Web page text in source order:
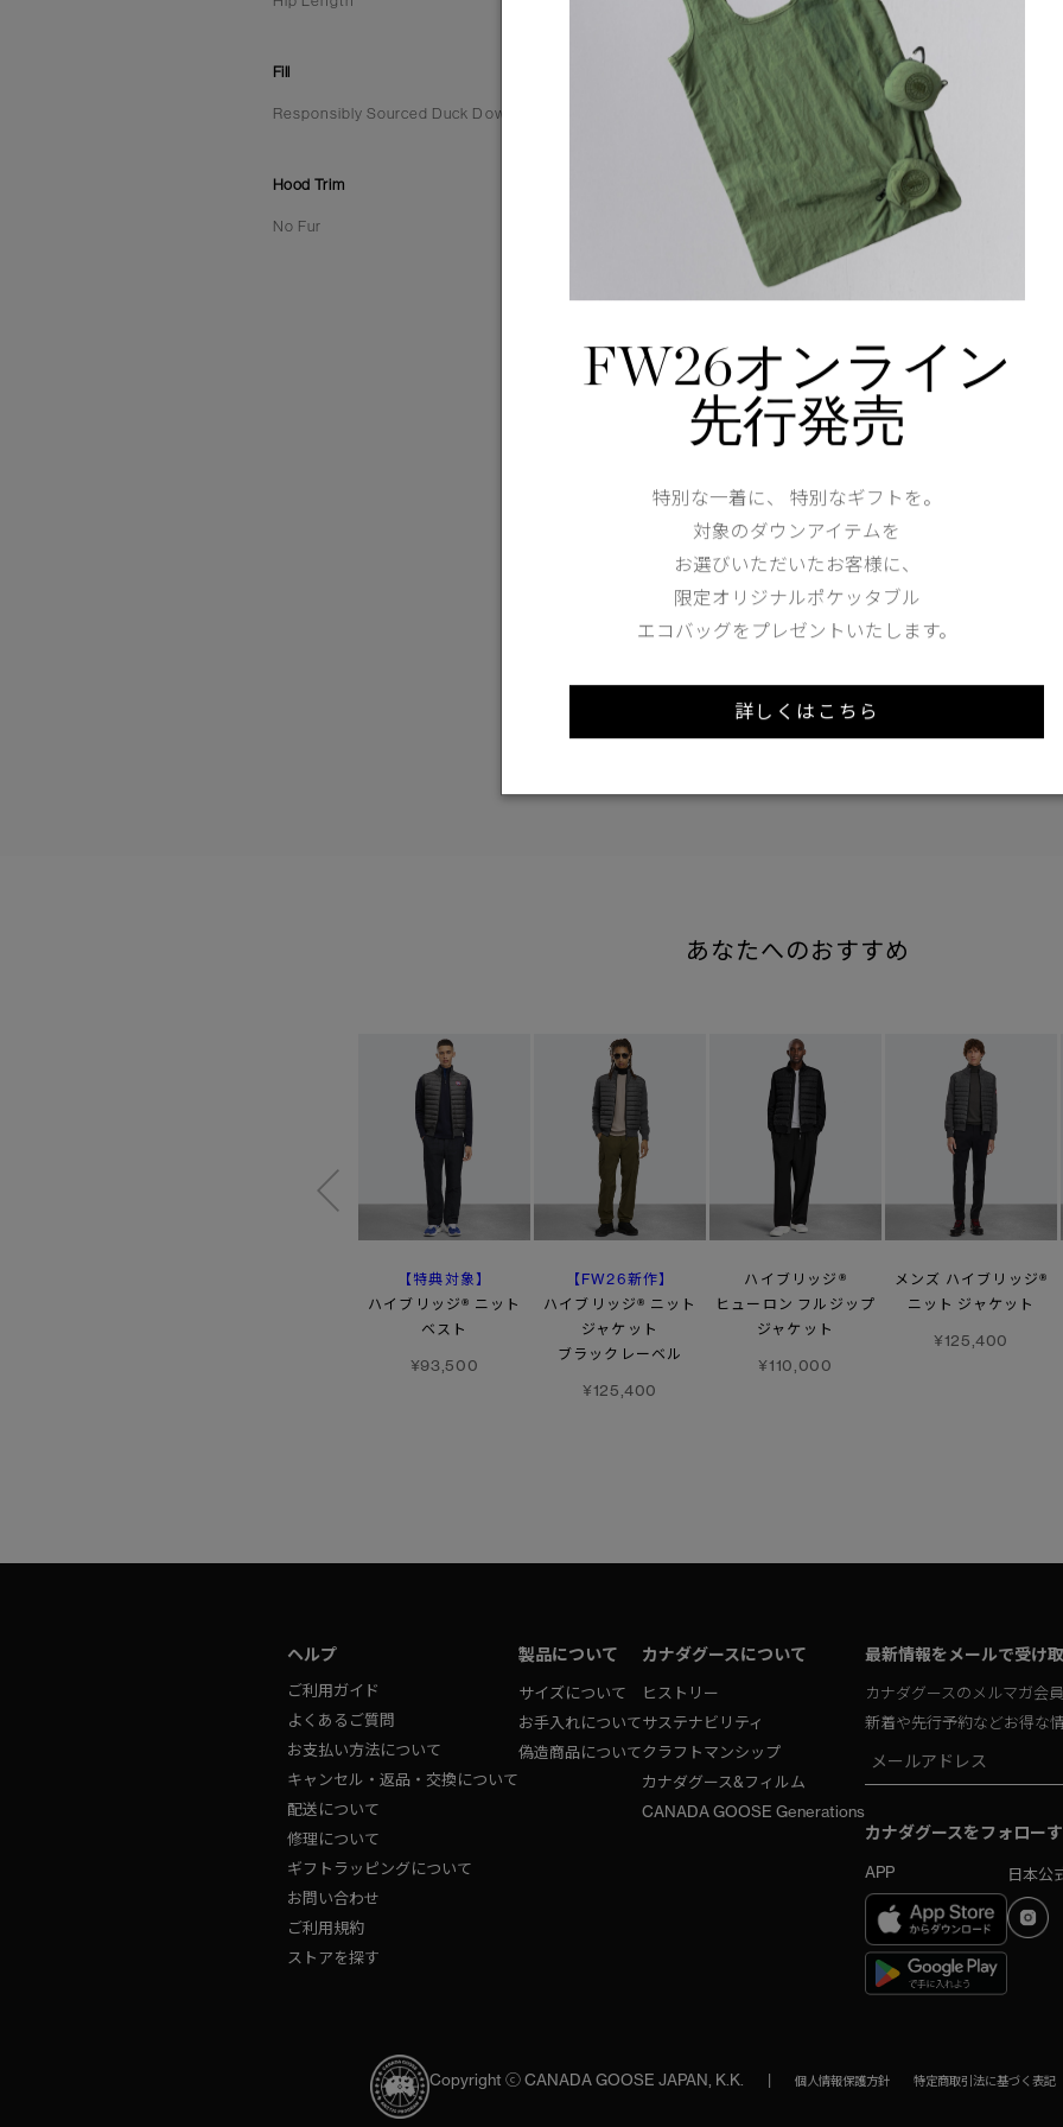
Fill
Responsibly Sourced Duck Down | 625 Fill Power
Hood Trim
No Fur
リブニットの襟、アームホール、裾は快適さと形状維持
2つの外ポケット：隠れたジッパー開閉式のハンドポ
用することで快適に。
仕様が変更する場合がございます。
Width 53.5cm
173cm 70kgRecommended
S
あなたへのおすすめ
【特典対象】
ハイブリッジ® ニット
ベスト
¥93,500
【FW26新作】
ハイブリッジ® ニット
ジャケット
ブラックレーベル
¥125,400
ハイブリッジ®
ヒューロン フルジップ
ジャケット
¥110,000
メンズ ハイブリッジ®
ニット ジャケット
¥125,400
ヘルプ
ご利用ガイド
よくあるご質問
お支払い方法について
キャンセル・返品・交換について
配送について
修理について
ギフトラッピングについて
お問い合わせ
ご利用規約
ストアを探す
製品について
サイズについて
お手入れについて
偽造商品について
カナダグースについて
ヒストリー
サステナビリティ
クラフトマンシップ
カナダグース&フィルム
CANADA GOOSE Generations
最新情報をメールで受け
カナダグースのメルマガ会
新着や先行予約などお得な
カナダグースをフォロー
APP 日本公
Copyright ⓒ CANADA GOOSE JAPAN, K.K. | 個人情報保護方針 特定商取引法に基づく表記
FW26オンライン
先行発売
特別な一着に、 特別なギフトを。
対象のダウンアイテムを
お選びいただいたお客様に、
限定オリジナルポケッタブル
エコバッグをプレゼントいたします。
詳しくはこちら